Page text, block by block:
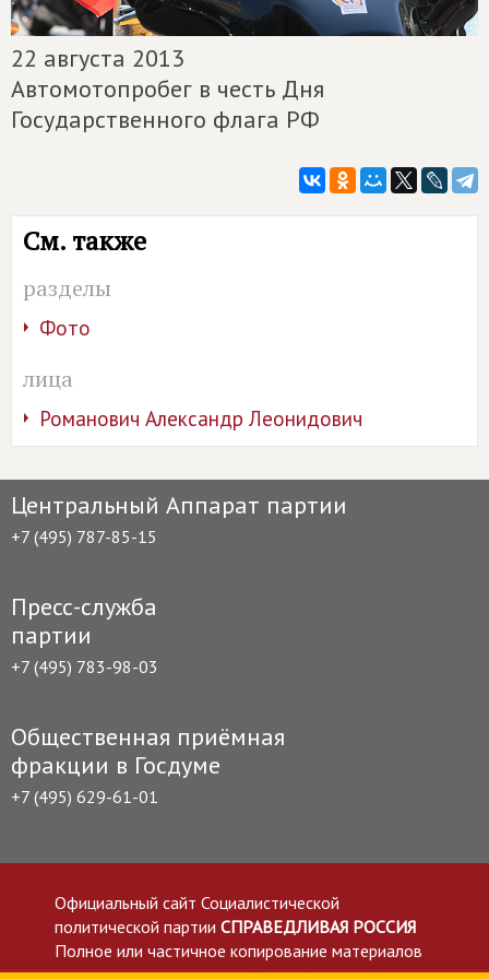
22 августа 2013
Автомотопробег в честь Дня
Государственного флага РФ
См. также
разделы
Фото
лица
Романович Александр Леонидович
Центральный Аппарат партии
+7 (495) 787-85-15
Пресс-служба
партии
+7 (495) 783-98-03
Общественная приёмная
фракции в Госдуме
+7 (495) 629-61-01
Официальный сайт Социалистической
политической партии СПРАВЕДЛИВАЯ РОССИЯ
Полное или частичное копирование материалов
приветствуется со ссылкой на сайт spravedlivo.ru